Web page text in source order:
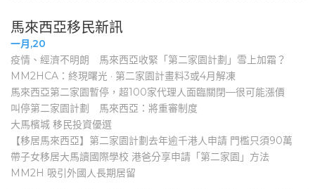
馬來西亞移民新訊
一月,20
疫情、經濟不明朗 馬來西亞收緊「第二家園計劃」雪上加霜？
MM2HCA：終現曙光 · 第二家園計畫料3或4月解凍
馬來西亞第二家園暫停，超100家代理人面臨關閉—很可能漲價
叫停第二家園計劃 馬來西亞：將重審制度
大馬檳城 移民投資優選
【移居馬來西亞】第二家園計劃去年逾千港人申請 門檻只須90萬
帶子女移居大馬讀國際學校 港爸分享申請「第二家園」方法
MM2H 吸引外國人長期居留